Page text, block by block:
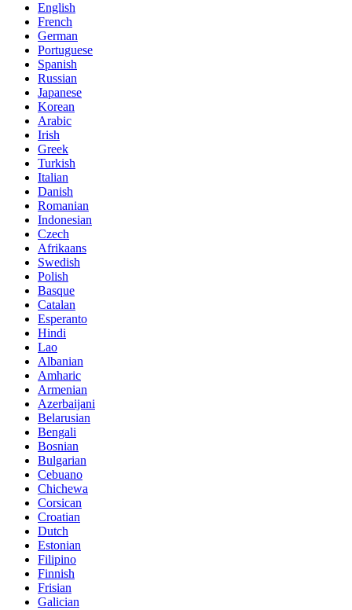
English
French
German
Portuguese
Spanish
Russian
Japanese
Korean
Arabic
Irish
Greek
Turkish
Italian
Danish
Romanian
Indonesian
Czech
Afrikaans
Swedish
Polish
Basque
Catalan
Esperanto
Hindi
Lao
Albanian
Amharic
Armenian
Azerbaijani
Belarusian
Bengali
Bosnian
Bulgarian
Cebuano
Chichewa
Corsican
Croatian
Dutch
Estonian
Filipino
Finnish
Frisian
Galician